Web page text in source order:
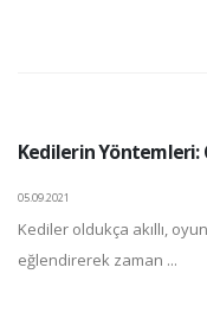
Kedilerin Yöntemleri:
05.09.2021
Kediler oldukça akıllı,
eğlendirerek zaman ...